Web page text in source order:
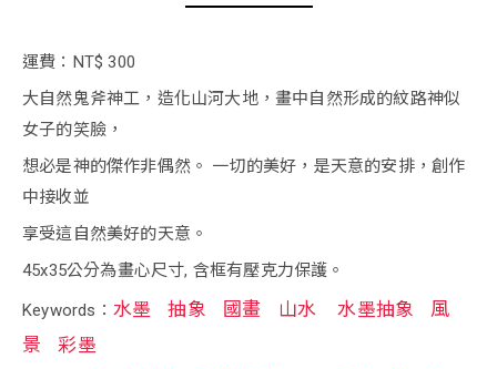
運費：NT$ 300
大自然鬼斧神工，造化山河大地，畫中自然形成的紋路神似
女子的笑臉，
想必是神的傑作非偶然。 一切的美好，是天意的安排，創作
中接收並
享受這自然美好的天意。
45x35公分為畫心尺寸, 含框有壓克力保護。
Keywords： 水墨 抽象 國畫 山水 水墨抽象
風
景
彩墨